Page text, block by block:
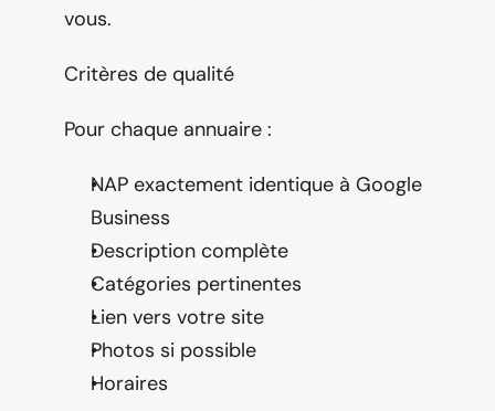
vous.
Critères de qualité
Pour chaque annuaire :
NAP exactement identique à Google
Business
Description complète
Catégories pertinentes
Lien vers votre site
Photos si possible
Horaires